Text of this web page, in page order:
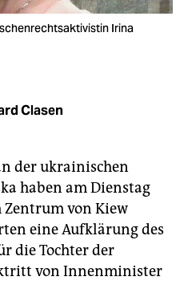
Irina
Clasen
der ukrainischen
haben am Dienstag
von Kiew
eine Aufklärung des
die Tochter der
von Innenminister